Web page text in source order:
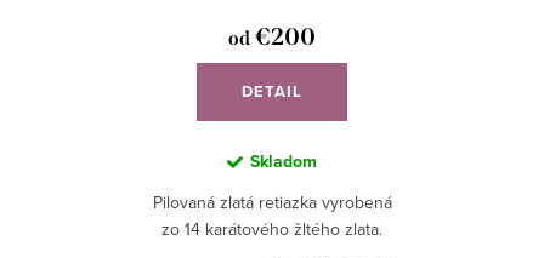
od €200
DETAIL
Skladom
Pilovaná zlatá retiazka vyrobená
zo 14 karátového žltého zlata.